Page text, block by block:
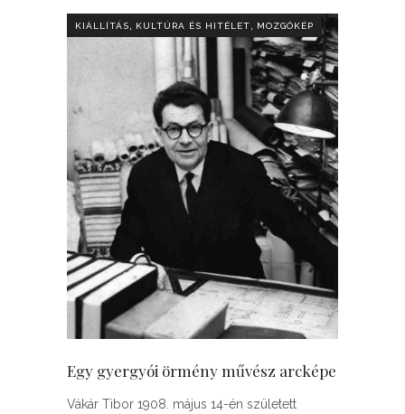
KIÁLLÍTÁS KULTÚRA ÉS HITÉLET MOZGÓKÉP
Egy gyergyói örmény művész arcképe
Vákár Tibor 1908. május 14-én született